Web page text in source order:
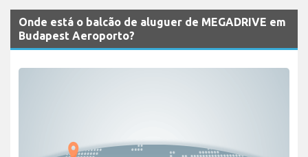
Onde está o balcão de aluguer de MEGADRIVE em
Budapest Aeroporto?